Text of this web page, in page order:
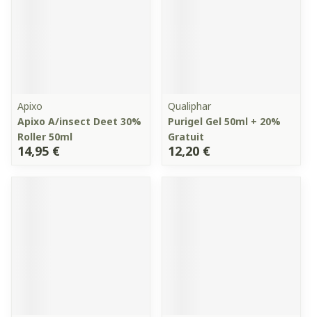
Apixo
Apixo A/insect Deet 30%
Roller 50ml
14,95 €
Qualiphar
Purigel Gel 50ml + 20%
Gratuit
12,20 €